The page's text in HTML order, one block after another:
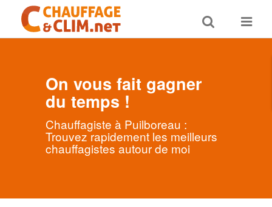
Toggle
search
Toggle
On vous fait gagner
du temps !
Chauffagiste à Puilboreau :
Trouvez rapidement les meilleurs
chauffagistes autour de moi